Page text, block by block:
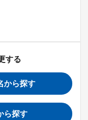
する
から探す
ら探す